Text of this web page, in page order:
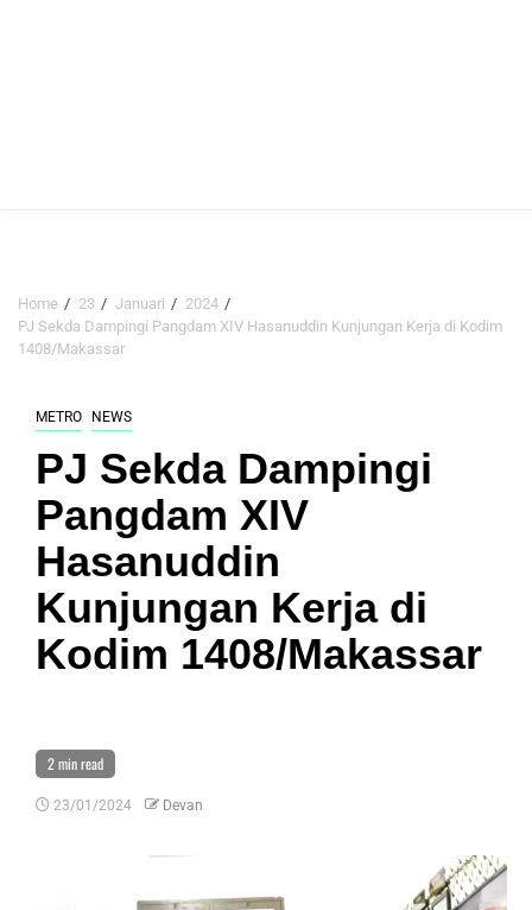
Home 23 Januari
2024
PJ Sekda Dampingi Pangdam XIV Hasanuddin Kunjungan Kerja di Kodim
1408/Makassar
METRO NEWS
PJ Sekda Dampingi
Pangdam XIV
Hasanuddin
Kunjungan Kerja di
Kodim 1408/Makassar
2 min read
23/01/2024 Devan